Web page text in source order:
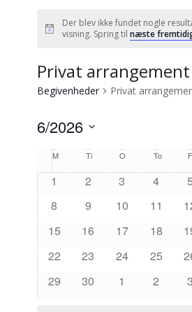
Notice
Der blev ikke fundet nogle
visning. Spring tilnæste
Privat arrangement
Begivenheder Privat
6/2026
dato.Kalender
af
Begivenheder
Mmandag Titirsdag O To F
1 2 3 4 5
8
9 10 11
15
16 17 18
22
23 24 25
29
30 1 2 3